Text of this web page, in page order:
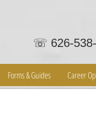
☏ 626-
Forms & Guides Career